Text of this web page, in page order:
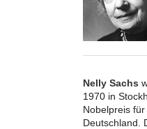
Nelly Sachs
1970 in
Nobelpreis
Deutschland.